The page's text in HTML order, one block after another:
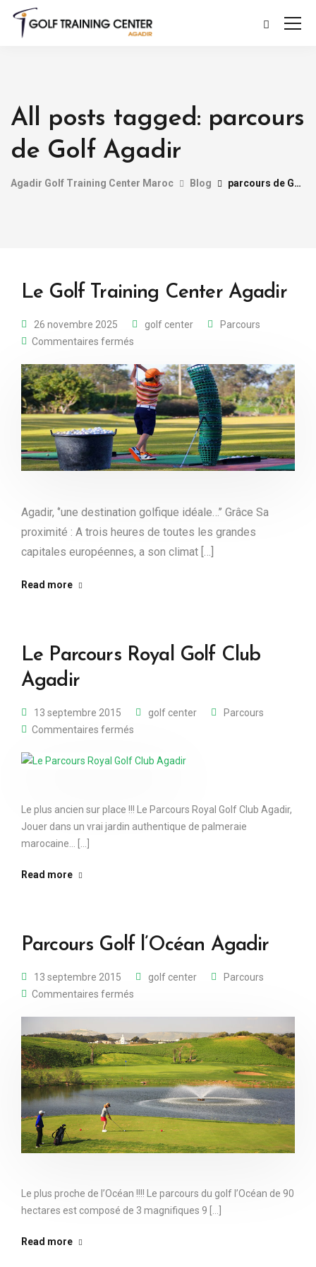
All posts tagged: parcours
de Golf Agadir
Agadir Golf Training Center Maroc Blog parcours de Golf Agadir
Le Golf Training Center Agadir
26 novembre 2025 golf center
Parcours
Commentaires fermés
Agadir, ‘’une destination golfique idéale…’’ Grâce Sa
proximité : A trois heures de toutes les grandes
capitales européennes, a son climat […]
Read more
Le Parcours Royal Golf Club
Agadir
13 septembre 2015 golf center
Parcours
Commentaires fermés
Le plus ancien sur place !!! Le Parcours Royal Golf Club Agadir,
Jouer dans un vrai jardin authentique de palmeraie
marocaine… [...]
Read more
Parcours Golf l’Océan Agadir
13 septembre 2015 golf center
Parcours
Commentaires fermés
Le plus proche de l’Océan !!!! Le parcours du golf l’Océan de 90
hectares est composé de 3 magnifiques 9 [...]
Read more